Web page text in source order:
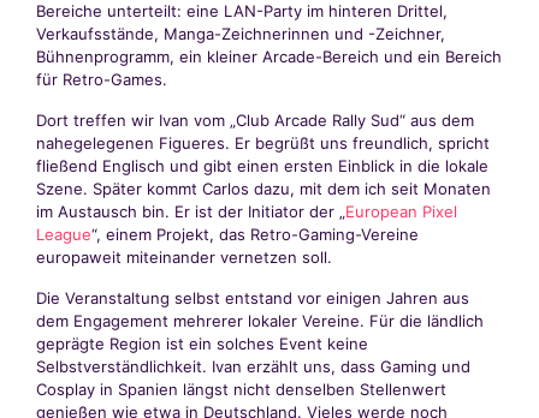
Bereiche unterteilt: eine LAN-Party im hinteren Drittel,
Verkaufsstände, Manga-Zeichnerinnen und -Zeichner,
Bühnenprogramm, ein kleiner Arcade-Bereich und ein Bereich
für Retro-Games.
Dort treffen wir Ivan vom „Club Arcade Rally Sud“ aus dem
nahegelegenen Figueres. Er begrüßt uns freundlich, spricht
fließend Englisch und gibt einen ersten Einblick in die lokale
Szene. Später kommt Carlos dazu, mit dem ich seit Monaten
im Austausch bin. Er ist der Initiator der „European Pixel
League“, einem Projekt, das Retro-Gaming-Vereine
europaweit miteinander vernetzen soll.
Die Veranstaltung selbst entstand vor einigen Jahren aus
dem Engagement mehrerer lokaler Vereine. Für die ländlich
geprägte Region ist ein solches Event keine
Selbstverständlichkeit. Ivan erzählt uns, dass Gaming und
Cosplay in Spanien längst nicht denselben Stellenwert
genießen wie etwa in Deutschland. Vieles werde noch